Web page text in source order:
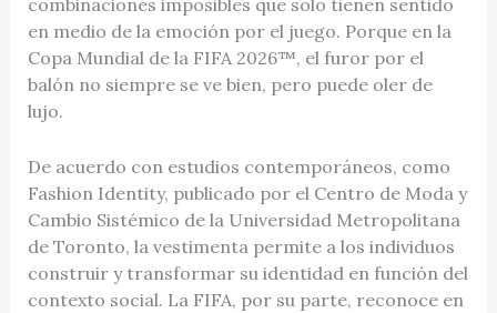
en medio de la emoción por el juego. Porque en la
Copa Mundial de la FIFA 2026™, el furor por el
balón no siempre se ve bien, pero puede oler de
lujo.
De acuerdo con estudios contemporáneos, como
Fashion Identity, publicado por el Centro de Moda y
Cambio Sistémico de la Universidad Metropolitana
de Toronto, la vestimenta permite a los individuos
construir y transformar su identidad en función del
contexto social. La FIFA, por su parte, reconoce en